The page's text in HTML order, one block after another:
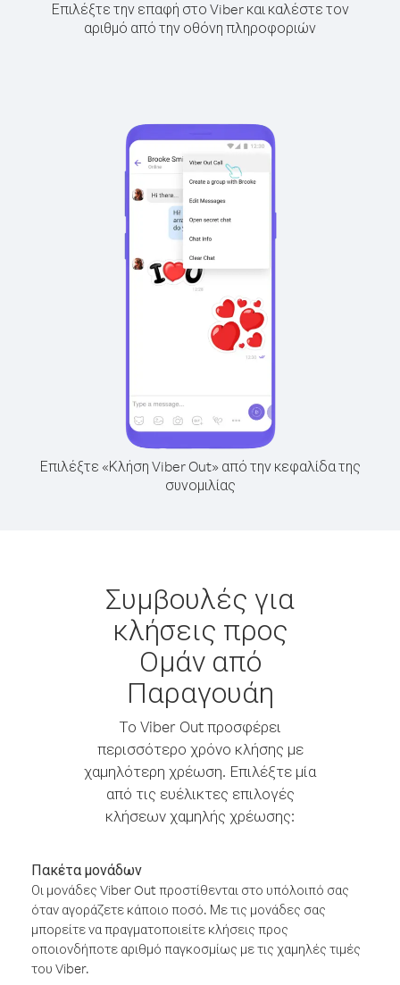
Επιλέξτε την επαφή στο Viber και καλέστε τον
αριθμό από την οθόνη πληροφοριών
Επιλέξτε «Κλήση Viber Out» από την κεφαλίδα της
συνομιλίας
Συμβουλές για
κλήσεις προς
Ομάν από
Παραγουάη
Το Viber Out προσφέρει
περισσότερο χρόνο κλήσης με
χαμηλότερη χρέωση. Επιλέξτε μία
από τις ευέλικτες επιλογές
κλήσεων χαμηλής χρέωσης:
Πακέτα μονάδων
Οι μονάδες Viber Out προστίθενται στο υπόλοιπό σας
όταν αγοράζετε κάποιο ποσό. Με τις μονάδες σας
μπορείτε να πραγματοποιείτε κλήσεις προς
οποιονδήποτε αριθμό παγκοσμίως με τις χαμηλές τιμές
του Viber.